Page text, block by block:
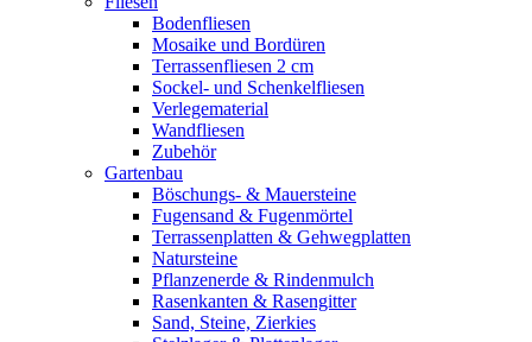
Bodenfliesen
Mosaike und Bordüren
Terrassenfliesen 2 cm
Sockel- und Schenkelfliesen
Verlegematerial
Wandfliesen
Zubehör
Gartenbau
Böschungs- & Mauersteine
Fugensand & Fugenmörtel
Terrassenplatten & Gehwegplatten
Natursteine
Pflanzenerde & Rindenmulch
Rasenkanten & Rasengitter
Sand, Steine, Zierkies